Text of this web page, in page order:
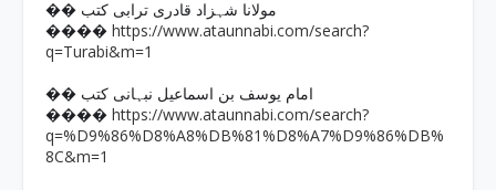
�� مولانا شہزاد قادری ترابی کتب
���� https://www.ataunnabi.com/search?
q=Turabi&m=1
�� امام یوسف بن اسماعیل نبہانی کتب
���� https://www.ataunnabi.com/search?
q=%D9%86%D8%A8%DB%81%D8%A7%D9%86%DB%
8C&m=1